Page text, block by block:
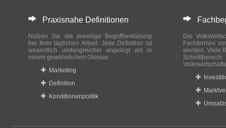
Praxisnahe Definitionen
Nutzen Sie die jeweilige Begriffserklärung
bei Ihrer täglichen Arbeit. Jede Definition ist
wesentlich umfangreicher angelegt als in
einem gewöhnlichen Glossar.
Marketing
Definition
Konditionenpolitik
Die
Fachtermini
werden. Viele